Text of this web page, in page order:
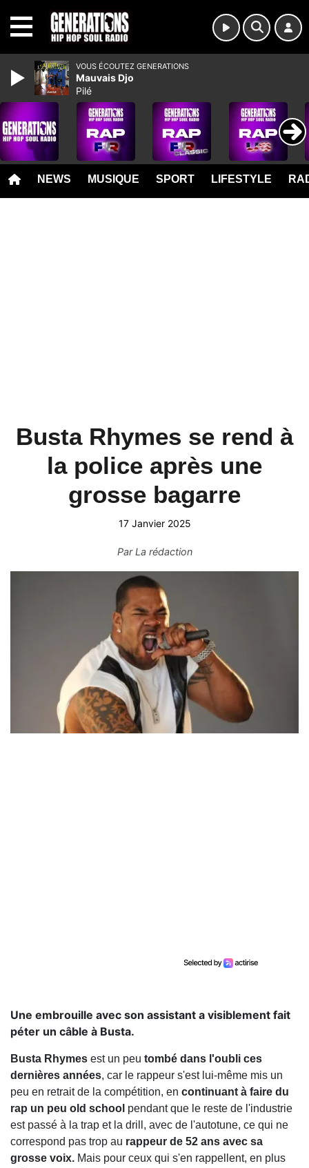
NEWS MUSIQUE SPORT LIFESTYLE
Busta Rhymes se rend à
la police après une
grosse bagarre
17 Janvier 2025
ParLa rédaction
Une embrouille avec son assistant a visiblement fait
péter un câble à Busta.
Busta Rhymes est un peu tombé dans l'oubli ces
dernières années, car le rappeur s'est lui-même mis un
peu en retrait de la compétition, en continuant à faire du
rap un peu old school pendant que le reste de l'industrie
est passé à la trap et la drill, avec de l'autotune, ce qui ne
correspond pas trop au rappeur de 52 ans avec sa
grosse voix. Mais pour ceux qui s'en rappellent, en plus
VOUS ÉCOUTEZ GENERATIONS
Mauvais Djo
Pilé